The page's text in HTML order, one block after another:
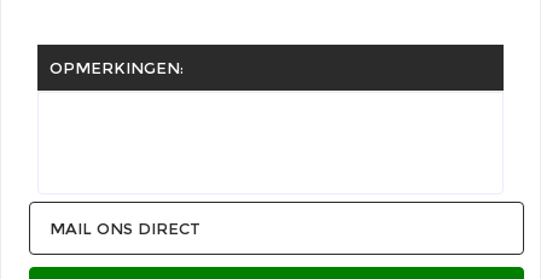
OPMERKINGEN:
MAIL ONS DIRECT